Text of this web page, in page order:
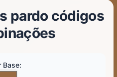
pardo códigos
Base: